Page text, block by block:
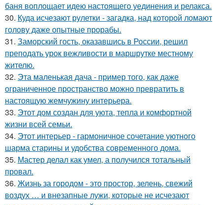
баня воплощает идею настоящего уединения и релакса.
30. Куда исчезают рулетки - загадка, над которой ломают
голову даже опытные прорабы.
31. Заморский гость, оказавшись в России, решил
преподать урок вежливости в маршрутке местному
жителю.
32. Эта маленькая дача - пример того, как даже
ограниченное пространство можно превратить в
настоящую жемчужину интерьера.
33. Этот дом создан для уюта, тепла и комфортной
жизни всей семьи.
34. Этот интерьер - гармоничное сочетание уютного
шарма старины и удобства современного дома.
35. Мастер делал как умел, а получился тотальный
провал.
36. Жизнь за городом - это простор, зелень, свежий
воздух … и внезапные лужи, которые не исчезают